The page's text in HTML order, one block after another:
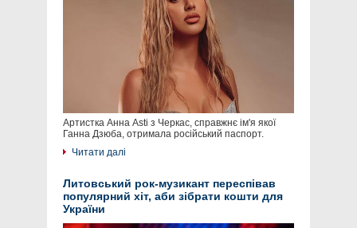
Артистка Анна Asti з Черкас, справжнє ім'я якої
Ганна Дзюба, отримала російський паспорт.
Читати далі
Литовський рок-музикант переспівав
популярний хіт, аби зібрати кошти для
України